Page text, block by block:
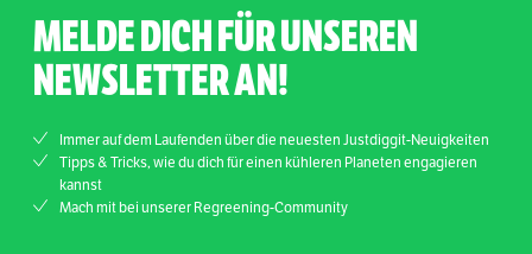
MELDE DICH FÜR UNSEREN
NEWSLETTER AN!
Immer auf dem Laufenden über die neuesten Justdiggit-Neuigkeiten
Tipps & Tricks, wie du dich für einen kühleren Planeten engagieren
kannst
Mach mit bei unserer Regreening-Community